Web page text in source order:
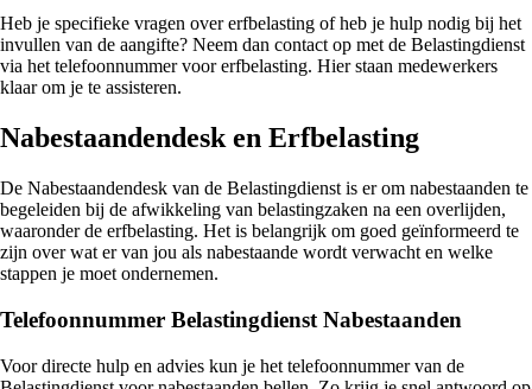
Heb je specifieke vragen over erfbelasting of heb je hulp nodig bij het
invullen van de aangifte? Neem dan contact op met de Belastingdienst
via het telefoonnummer voor erfbelasting. Hier staan medewerkers
klaar om je te assisteren.
Nabestaandendesk en Erfbelasting
De Nabestaandendesk van de Belastingdienst is er om nabestaanden te
begeleiden bij de afwikkeling van belastingzaken na een overlijden,
waaronder de erfbelasting. Het is belangrijk om goed geïnformeerd te
zijn over wat er van jou als nabestaande wordt verwacht en welke
stappen je moet ondernemen.
Telefoonnummer Belastingdienst Nabestaanden
Voor directe hulp en advies kun je het telefoonnummer van de